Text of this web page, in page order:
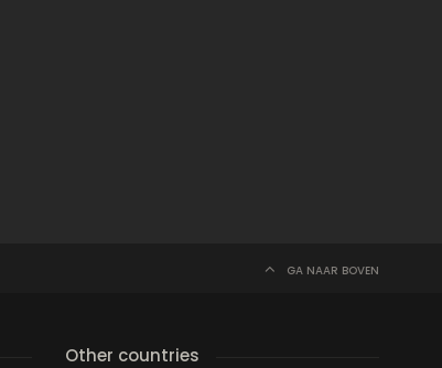
GA NAAR BOVEN
Other countries